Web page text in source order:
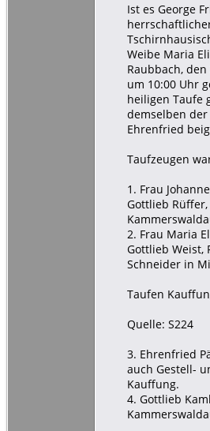
Ist es George
Weibe Maria
Raubbach,
um 10:00 Uhr
heiligen Taufe
demselben der
Ehrenfried
Taufzeugen
1. Frau
Gottlieb
2. Frau Maria
Gottlieb Weist,
Schneider in
Taufen
Quelle: S224
3. Ehrenfried
auch Gestell-
Kauffung.
4. Gottlieb